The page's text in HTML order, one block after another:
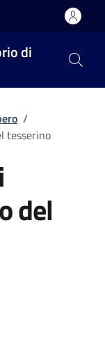
di
/
tesserino
del